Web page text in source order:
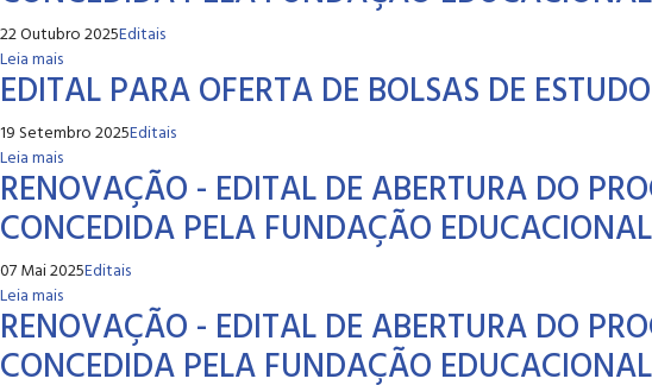
22 Outubro 2025Editais
Leia mais
EDITAL PARA OFERTA DE BOLSAS DE
19 Setembro 2025Editais
Leia mais
RENOVAÇÃO - EDITAL DE ABERTURA DO
CONCEDIDA PELA FUNDAÇÃO
07 Mai 2025Editais
Leia mais
RENOVAÇÃO - EDITAL DE ABERTURA DO
CONCEDIDA PELA FUNDAÇÃO